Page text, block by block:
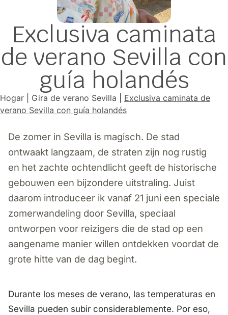
Exclusiva caminata
de verano Sevilla con
guía holandés
Hogar Gira de verano Sevilla
Exclusiva caminata de
verano Sevilla con guía holandés
De zomer in Sevilla is magisch. De stad
ontwaakt langzaam, de straten zijn nog rustig
en het zachte ochtendlicht geeft de historische
gebouwen een bijzondere uitstraling. Juist
daarom introduceer ik vanaf 21 juni een speciale
zomerwandeling door Sevilla, speciaal
ontworpen voor reizigers die de stad op een
aangename manier willen ontdekken voordat de
grote hitte van de dag begint.
Durante los meses de verano, las temperaturas en
Sevilla pueden subir considerablemente. Por eso,